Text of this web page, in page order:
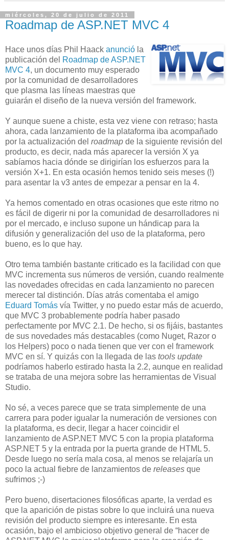
miércoles, 20 de julio de 2011
Roadmap de ASP.NET MVC 4
Hace unos días Phil Haack anunció la
publicación del Roadmap de ASP.NET
MVC 4, un documento muy esperado
por la comunidad de desarrolladores
que plasma las líneas maestras que
guiarán el diseño de la nueva versión del framework.
Y aunque suene a chiste, esta vez viene con retraso; hasta
ahora, cada lanzamiento de la plataforma iba acompañado
por la actualización del roadmap de la siguiente revisión del
producto, es decir, nada más aparecer la versión X ya
sabíamos hacia dónde se dirigirían los esfuerzos para la
versión X+1. En esta ocasión hemos tenido seis meses (!)
para asentar la v3 antes de empezar a pensar en la 4.
Ya hemos comentado en otras ocasiones que este ritmo no
es fácil de digerir ni por la comunidad de desarrolladores ni
por el mercado, e incluso supone un hándicap para la
difusión y generalización del uso de la plataforma, pero
bueno, es lo que hay.
Otro tema también bastante criticado es la facilidad con que
MVC incrementa sus números de versión, cuando realmente
las novedades ofrecidas en cada lanzamiento no parecen
merecer tal distinción. Días atrás comentaba el amigo
Eduard Tomás vía Twitter, y no puedo estar más de acuerdo,
que MVC 3 probablemente podría haber pasado
perfectamente por MVC 2.1. De hecho, si os fijáis, bastantes
de sus novedades más destacables (como Nuget, Razor o
los Helpers) poco o nada tienen que ver con el framework
MVC en sí. Y quizás con la llegada de las tools update
podríamos haberlo estirado hasta la 2.2, aunque en realidad
se trataba de una mejora sobre las herramientas de Visual
Studio.
No sé, a veces parece que se trata simplemente de una
carrera para poder igualar la numeración de versiones con
la plataforma, es decir, llegar a hacer coincidir el
lanzamiento de ASP.NET MVC 5 con la propia plataforma
ASP.NET 5 y la entrada por la puerta grande de HTML 5.
Desde luego no sería mala cosa, al menos se relajaría un
poco la actual fiebre de lanzamientos de releases que
sufrimos ;-)
Pero bueno, disertaciones filosóficas aparte, la verdad es
que la aparición de pistas sobre lo que incluirá una nueva
revisión del producto siempre es interesante. En esta
ocasión, bajo el ambicioso objetivo general de “hacer de